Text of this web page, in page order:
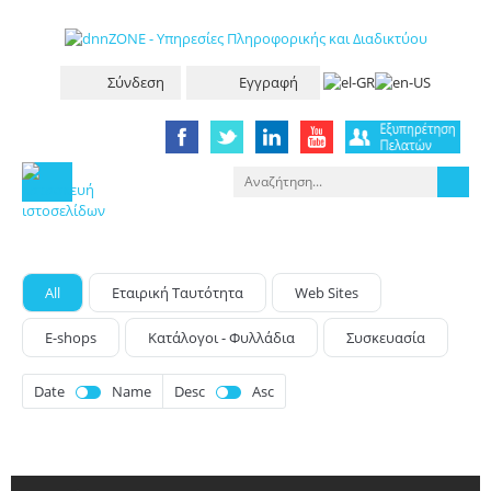
Σύνδεση Εγγραφή
All Eταιρική Tαυτότητα Web Sites
E-shops Κατάλογοι - Φυλλάδια Συσκευασία
Date Name Desc Asc